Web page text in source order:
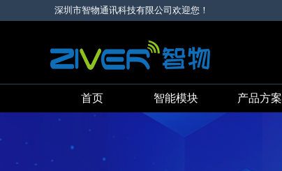
深圳市智物通讯科技有限公司欢迎您！
首页 智能模块 产品方案